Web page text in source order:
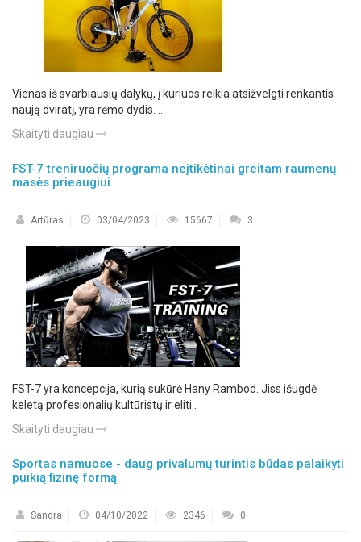
Vienas iš svarbiausių dalykų, į kuriuos reikia atsižvelgti renkantis
naują dviratį, yra rėmo dydis. ..
Skaityti daugiau
FST-7 treniruočių programa neįtikėtinai greitam raumenų
masės prieaugiui
Artūras 03/04/2023 15667 3
FST-7 yra koncepcija, kurią sukūrė Hany Rambod. Jiss išugdė
keletą profesionalių kultūristų ir eliti..
Skaityti daugiau
Sportas namuose - daug privalumų turintis būdas palaikyti
puikią fizinę formą
Sandra 04/10/2022 2346 0